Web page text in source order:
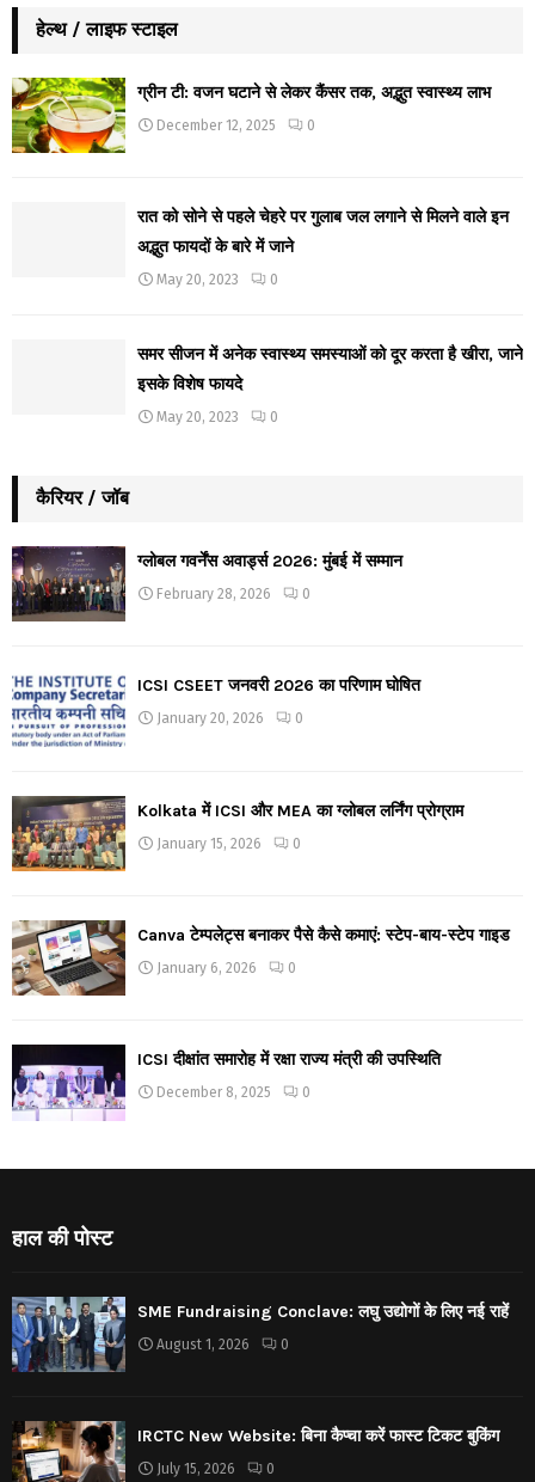
हेल्थ / लाइफ स्टाइल
ग्रीन टी: वजन घटाने से लेकर कैंसर तक, अद्भुत स्वास्थ्य लाभ
December 12, 2025 0
रात को सोने से पहले चेहरे पर गुलाब जल लगाने से मिलने वाले इन
अद्भुत फायदों के बारे में जाने
May 20, 2023 0
समर सीजन में अनेक स्वास्थ्य समस्याओं को दूर करता है खीरा, जाने
इसके विशेष फायदे
May 20, 2023 0
कैरियर / जॉब
ग्लोबल गवर्नेंस अवार्ड्स 2026: मुंबई में सम्मान
February 28, 2026 0
ICSI CSEET जनवरी 2026 का परिणाम घोषित
January 20, 2026 0
Kolkata में ICSI और MEA का ग्लोबल लर्निंग प्रोग्राम
January 15, 2026 0
Canva टेम्पलेट्स बनाकर पैसे कैसे कमाएं: स्टेप-बाय-स्टेप गाइड
January 6, 2026 0
ICSI दीक्षांत समारोह में रक्षा राज्य मंत्री की उपस्थिति
December 8, 2025 0
हाल की पोस्ट
SME Fundraising Conclave: लघु उद्योगों के लिए नई राहें
August 1, 2026 0
IRCTC New Website: बिना कैप्चा करें फास्ट टिकट बुकिंग
July 15, 2026 0